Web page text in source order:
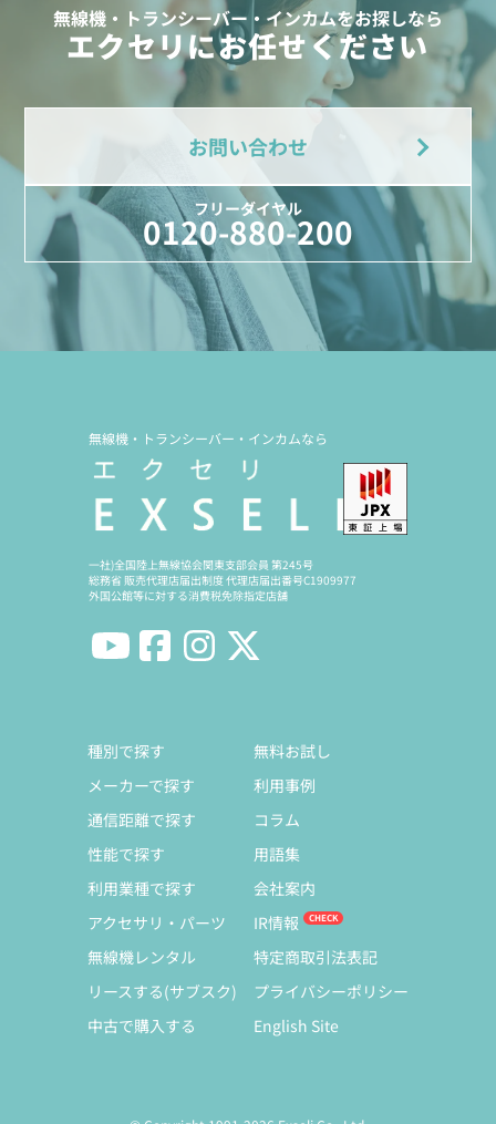
無線機・トランシーバー・インカムをお探しなら
エクセリにお任せください
お問い合わせ
フリーダイヤル
0120-880-200
無線機・トランシーバー・インカムなら
一社)全国陸上無線協会関東支部会員 第245号
総務省 販売代理店届出制度 代理店届出番号C1909977
外国公館等に対する消費税免除指定店舗
種別で探す
メーカーで探す
通信距離で探す
性能で探す
利用業種で探す
アクセサリ・パーツ
無線機レンタル
リースする(サブスク)
中古で購入する
無料お試し
利用事例
コラム
用語集
会社案内
IR情報
特定商取引法表記
プライバシーポリシー
English Site